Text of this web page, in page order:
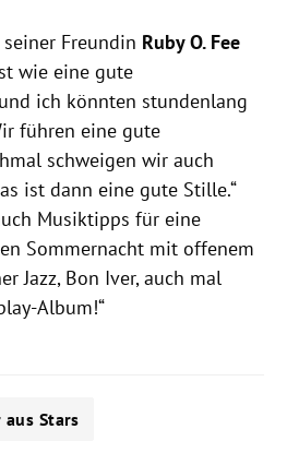
Freundin Ruby O. Fee
wie eine gute
ich könnten stundenlang
führen eine gute
schweigen wir auch
ist dann eine gute Stille.“
Musiktipps für eine
Sommernacht mit offenem
Jazz, Bon Iver, auch mal
Album!“
aus Stars